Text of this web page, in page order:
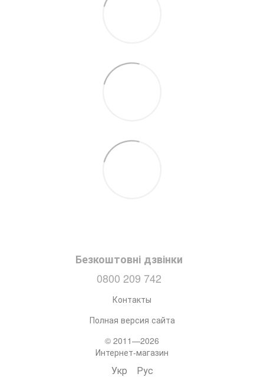
Безкоштовні дзвінки
0800 209 742
Контакты
Полная версия сайта
© 2011—2026
Интернет-магазин
Укр Рус